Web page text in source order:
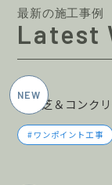
最新の施工事例
Latest
人工芝＆コンク
ワンポイント工事